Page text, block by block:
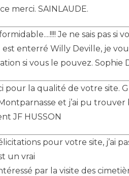
merci. SAINLAUDE.
Je ne sais pas si
est enterré Willy Deville, je
si vous le pouvez. Sophie
pour la qualité de votre site.
et j’ai pu
JF HUSSON
pour votre site, j’ai
un vrai
par la visite des